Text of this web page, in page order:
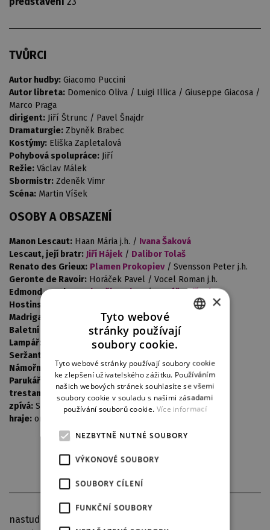
TVŮRCI
Autor hudby: Giacomo Puccini
Autor libreta: Domenico Oliva / Luigi Illica / Giuseppe Giacosa /
Marco Praga
dirigent: Jiří Štrunc / Pavel Šnajdr
Dramaturgie: Zbyněk Brabec
Kostýmy: Eliška Zapletalová
Pohybová spolupráce: Jiří
Režie: Václav Málek
Sbormistr: Zdeněk Vimr
Scéna: Martin Víšek
OSOBY A OBSAZENÍ
Manon Lescaut: Haan Mária j.h. / Ivana Šaková
Lescaut, její bratr: Jiří Hájek / Dalibor Tolaš
Renato des Grieux: Plamen Prokopiev/ Svensson Peter j.h.
Geronte de Ravoir: Horáček Pavel / Vocel Roman j.h.
Edmond, student: Zbyněk Brabec/Tomáš Kořínek
Hostinský:
Madrigalista:
Brabcová Eva / Jana Piorecká
Baletní mistr:
Adamec Jan / Kopp Miroslav
Lampář:
Adamec Jan / Kopp Kopp
Seržant:
Námořní kapitán: Jindra Tomáš / Přibyl Jiří j.h.
Parukáři:
Lahoda Zdeněk / Vaňáč David
trestankyně:
externisté
zpívá: Sbor, opery DJKT
hraje: orchestr, opery DJKT
nastudováno v italském originále-titulky Marie
GERMAN
×
Tyto webové
stránky používají
soubory cookie.
Tyto webové stránky používají soubory cookie
ke zlepšení uživatelského zážitku. Používáním
našich webových stránek souhlasíte se všemi
soubory cookie v souladu s našimi zásadami
používání souborů cookie. Více informací
NEZBYTNĚ NUTNÉ SOUBORY
VÝKONOVÉ SOUBORY
SOUBORY CÍLENÍ
FUNKČNÍ SOUBORY